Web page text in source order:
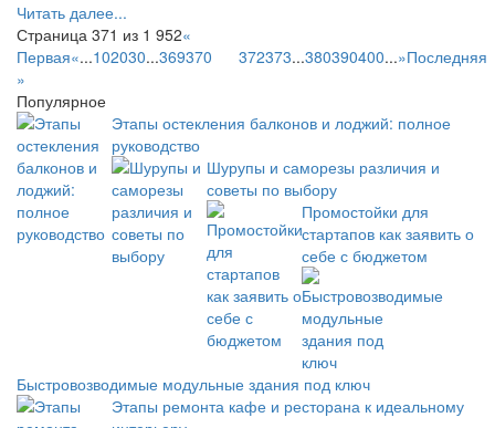
Читать далее...
Страница 371 из 1 952«
Первая«...102030...369370 372373...380390400...»Последняя
»
Популярное
Этапы остекления балконов и лоджий: полное
руководство
Шурупы и саморезы различия и
советы по выбору
Промостойки для
стартапов как заявить о
себе с бюджетом
Быстровозводимые модульные здания под ключ
Этапы ремонта кафе и ресторана к идеальному